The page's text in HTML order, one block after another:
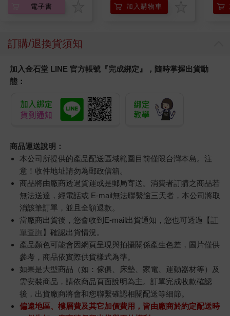
電子書
SIREN 黑色限定
加入購物車
訂購/退換貨須知
加入金石堂 LINE 官方帳號『完成綁定』，隨時掌握出貨動
態：
商品運送說明：
本公司所提供的產品配送區域範圍目前僅限台灣本島。注
意！收件地址請勿為郵政信箱。
商品將由廠商透過貨運或是郵局寄送。消費者訂購之商品若
無法送達，經電話或 E-mail無法聯繫逾三天者，本公司將取
消該筆訂單，並且全額退款。
當廠商出貨後，您會收到E-mail出貨通知，您也可透過【訂
單查詢】確認出貨情況。
產品顏色可能會因網頁呈現與拍攝關係產生色差，圖片僅供
參考，商品依實際供貨樣式為準。
如果是大型商品（如：傢俱、床墊、家電、運動器材等）及
需安裝商品，請依商品頁面說明為主。訂單完成收款確認
後，出貨廠商將會和您聯繫確認相關配送等細節。
偏遠地區、樓層費及其它加價費用，皆由廠商於約定配送時